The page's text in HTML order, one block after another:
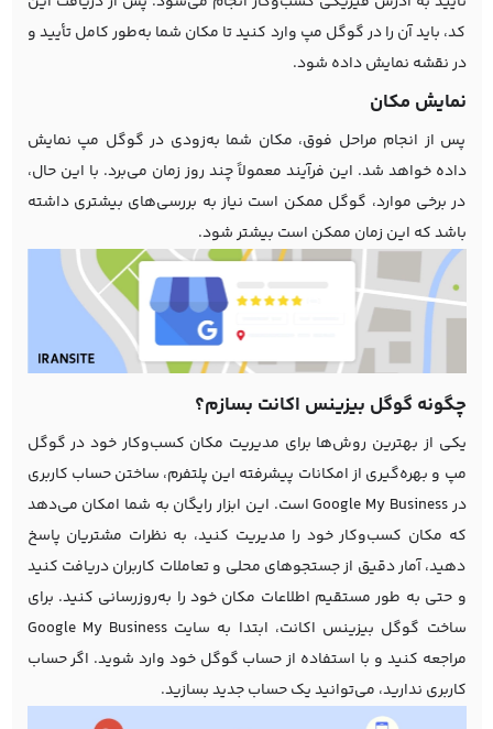
کد، باید آن را در گوگل مپ وارد کنید تا مکان شما به‌طور کامل تأیید و
در نقشه نمایش داده شود.
نمایش مکان
پس از انجام مراحل فوق، مکان شما به‌زودی در گوگل مپ نمایش
داده خواهد شد. این فرآیند معمولاً چند روز زمان می‌برد. با این حال،
در برخی موارد، گوگل ممکن است نیاز به بررسی‌های بیشتری داشته
باشد که این زمان ممکن است بیشتر شود.
چگونه گوگل بیزینس اکانت بسازم؟
یکی از بهترین روش‌ها برای مدیریت مکان کسب‌وکار خود در گوگل
مپ و بهره‌گیری از امکانات پیشرفته این پلتفرم، ساختن حساب کاربری
در Google My Business است. این ابزار رایگان به شما امکان می‌دهد
که مکان کسب‌وکار خود را مدیریت کنید، به نظرات مشتریان پاسخ
دهید، آمار دقیق از جستجوهای محلی و تعاملات کاربران دریافت کنید
و حتی به طور مستقیم اطلاعات مکان خود را به‌روزرسانی کنید. برای
ساخت گوگل بیزینس اکانت، ابتدا به سایت Google My Business
مراجعه کنید و با استفاده از حساب گوگل خود وارد شوید. اگر حساب
کاربری ندارید، می‌توانید یک حساب جدید بسازید.